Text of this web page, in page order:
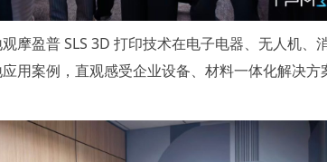
摩盈普 SLS 3D 打印技术在电子电器、无人机、
用案例，直观感受企业设备、材料一体化解决方